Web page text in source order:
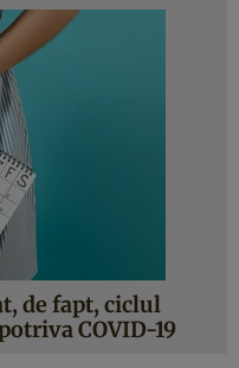
de fapt, ciclul
COVID-19